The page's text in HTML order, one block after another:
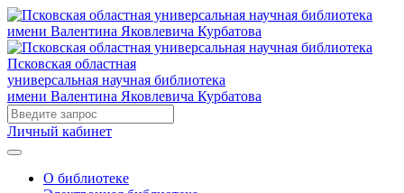
Псковская областная
универсальная научная библиотека
имени Валентина Яковлевича Курбатова
Личный кабинет
О библиотеке